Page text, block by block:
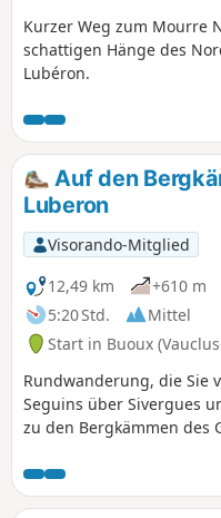
Kurzer Weg zum Mourre
schattigen Hänge des
Lubéron.
Auf den
Luberon
Visorando-Mitglied
12,49 km
+610 m
5:20 Std.
Mittel
Start in Buoux
Rundwanderung, die Sie
Seguins über Sivergues
zu den Bergkämmen des